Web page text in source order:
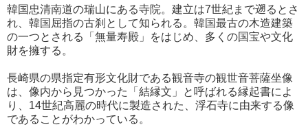
韓国忠清南道の瑞山にある寺院。建立は7世紀まで遡るとさ
れ、韓国屈指の古刹として知られる。韓国最古の木造建築
の一つとされる「無量寿殿」をはじめ、多くの国宝や文化
財を擁する。
長崎県の県指定有形文化財である観音寺の観世音菩薩坐像
は、像内から見つかった「結縁文」と呼ばれる縁起書によ
り、14世紀高麗の時代に製造された、浮石寺に由来する像
であることがわかっている。